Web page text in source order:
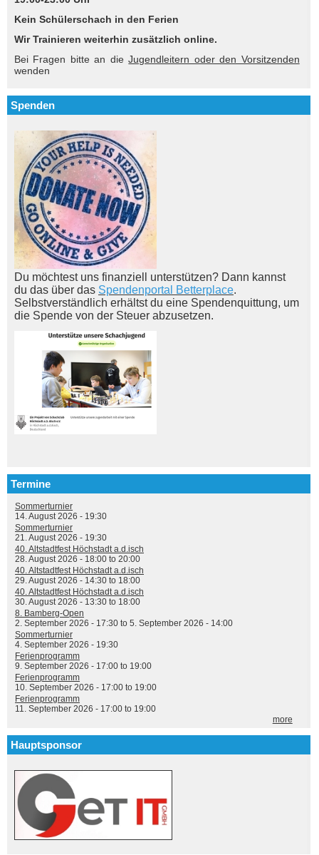
Kein Schülerschach in den Ferien
Wir Trainieren weiterhin zusätzlich online.
Bei Fragen bitte an dieJugendleitern oder den Vorsitzenden
wenden
Spenden
Du möchtest uns finanziell unterstützen? Dann kannst
du das über das Spendenportal Betterplace.
Selbstverständlich erhältst du eine Spendenquittung, um
die Spende von der Steuer abzusetzen.
Termine
Sommerturnier
14. August 2026 - 19:30
Sommerturnier
21. August 2026 - 19:30
40. Altstadtfest Höchstadt a.d.isch
28. August 2026 - 18:00 to 20:00
40. Altstadtfest Höchstadt a.d.isch
29. August 2026 - 14:30 to 18:00
40. Altstadtfest Höchstadt a.d.isch
30. August 2026 - 13:30 to 18:00
8. Bamberg-Open
2. September 2026 - 17:30 to 5. September 2026 - 14:00
Sommerturnier
4. September 2026 - 19:30
Ferienprogramm
9. September 2026 - 17:00 to 19:00
Ferienprogramm
10. September 2026 - 17:00 to 19:00
Ferienprogramm
11. September 2026 - 17:00 to 19:00
more
Hauptsponsor